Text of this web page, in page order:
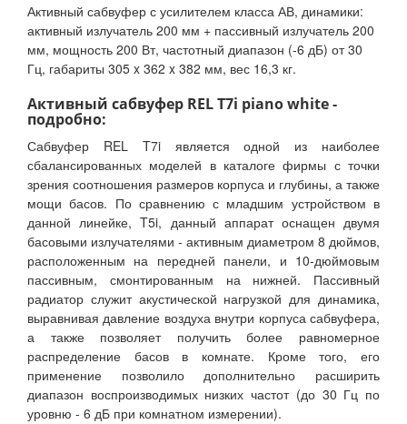
Активный сабвуфер с усилителем класса АВ, динамики:
активный излучатель 200 мм + пассивный излучатель 200
мм, мощность 200 Вт, частотный диапазон (-6 дБ) от 30
Гц, габариты 305 x 362 x 382 мм, вес 16,3 кг.
Активный сабвуфер REL T7i piano white -
подробно:
Сабвуфер REL T7i является одной из наиболее
сбалансированных моделей в каталоге фирмы с точки
зрения соотношения размеров корпуса и глубины, а также
мощи басов. По сравнению с младшим устройством в
данной линейке, T5i, данный аппарат оснащен двумя
басовыми излучателями - активным диаметром 8 дюймов,
расположенным на передней панели, и 10-дюймовым
пассивным, смонтированным на нижней. Пассивный
радиатор служит акустической нагрузкой для динамика,
выравнивая давление воздуха внутри корпуса сабвуфера,
а также позволяет получить более равномерное
распределение басов в комнате. Кроме того, его
применение позволило дополнительно расширить
диапазон воспроизводимых низких частот (до 30 Гц по
уровню - 6 дБ при комнатном измерении).